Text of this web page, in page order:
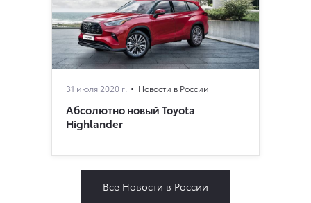
31 июля 2020 г. Новости в России
Абсолютно новый Toyota
Highlander
Все Новости в России